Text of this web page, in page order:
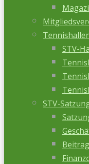
STV-
STV-